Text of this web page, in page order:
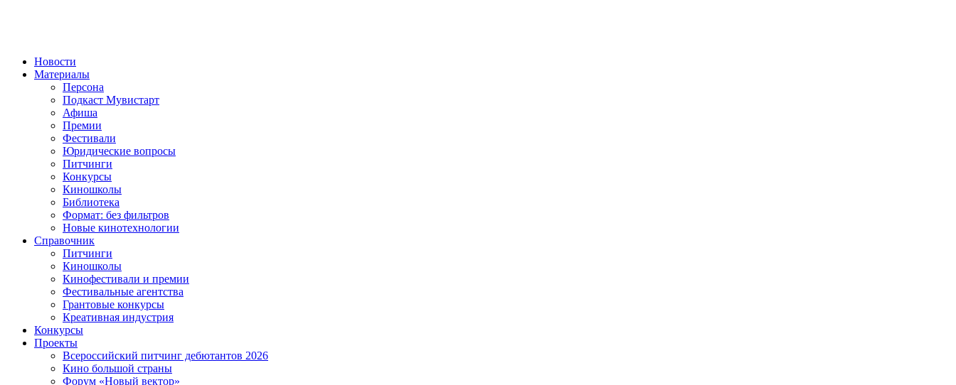
Новости
Материалы
Персона
Подкаст Мувистарт
Афиша
Премии
Фестивали
Юридические вопросы
Питчинги
Конкурсы
Киношколы
Библиотека
Формат: без фильтров
Новые кинотехнологии
Справочник
Питчинги
Киношколы
Кинофестивали и премии
Фестивальные агентства
Грантовые конкурсы
Креативная индустрия
Конкурсы
Проекты
Всероссийский питчинг дебютантов 2026
Кино большой страны
Форум «Новый вектор»